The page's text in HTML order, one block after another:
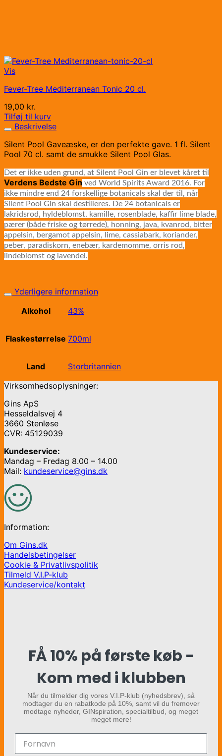
Vis
Fever-Tree Mediterranean Tonic 20 cl.
19,00 kr.
Tilføj til kurv
Beskrivelse
Silent Pool Gaveæske, er den perfekte gave. 1 fl. Silent
Pool 70 cl. samt de smukke Silent Pool Glas.
Det er ikke uden grund, at Silent Pool Gin er blevet kåret til
Verdens Bedste Gin ved World Spirits Award 2016. For
ikke mindre end 24 forskellige botanicals skal der til, når
Silent Pool Gin skal destilleres. De 24 botanicals er
lakridsrod, hyldeblomst, kamille, rosenblade, kaffir lime blade,
pærer (både friske og tørrede), honning, java, kvanrod, bitter
appelsin, bergamot appelsin, lime, cassiabark, koriander,
peber, paradiskorn, enebær, kardemomme, orris rod,
lindeblomst og lavendel.
Yderligere information
Alkohol
43%
Flaskestørrelse 700ml
Land
Storbritannien
Virksomhedsoplysninger:
Gins ApS
Hesseldalsvej 4
3660 Stenløse
CVR: 45129039
Kundeservice:
Mandag – Fredag 8.00 – 14.00
Mail: kundeservice@gins.dk
Information:
Om Gins.dk
Handelsbetingelser
Cookie & Privatlivspolitik
Tilmeld V.I.P-klub
Kundeservice/kontakt
FÅ 10% på første køb -
Kom med i klubben
Når du tilmelder dig vores V.I.P-klub (nyhedsbrev), så
modtager du en rabatkode på 10%, samt vil du fremover
modtage nyheder, GINspiration, specialtilbud, og meget
meget mere!